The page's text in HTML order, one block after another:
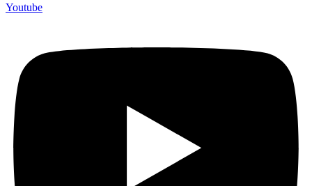
Youtube